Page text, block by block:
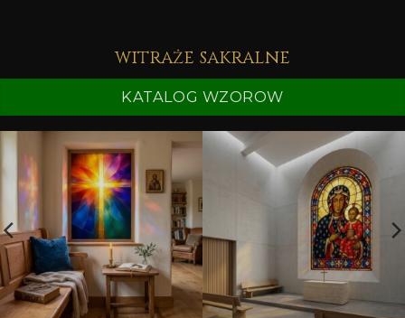
witraże sakralne
KATALOG WZOROW